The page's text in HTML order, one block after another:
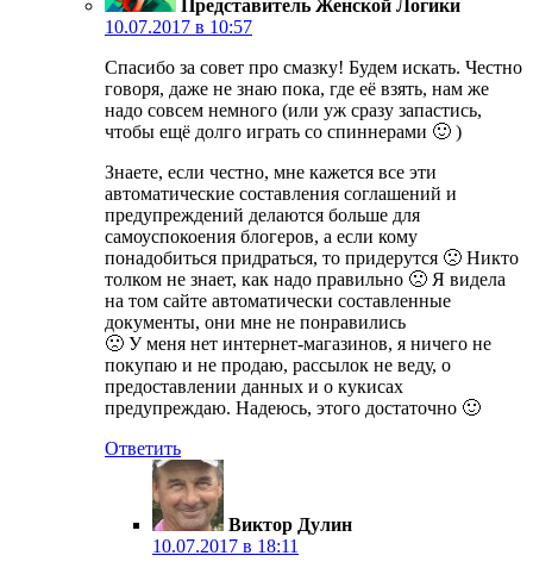
Представитель Женской Логики
10.07.2017 в 10:57
Спасибо за совет про смазку! Будем искать. Честно
говоря, даже не знаю пока, где её взять, нам же
надо совсем немного (или уж сразу запастись,
чтобы ещё долго играть со спиннерами 🙂 )
Знаете, если честно, мне кажется все эти
автоматические составления соглашений и
предупреждений делаются больше для
самоуспокоения блогеров, а если кому
понадобиться придраться, то придерутся 🙁 Никто
толком не знает, как надо правильно 🙁 Я видела
на том сайте автоматически составленные
документы, они мне не понравились
🙁 У меня нет интернет-магазинов, я ничего не
покупаю и не продаю, рассылок не веду, о
предоставлении данных и о кукисах
предупреждаю. Надеюсь, этого достаточно 🙂
Ответить
Виктор Дулин
10.07.2017 в 18:11